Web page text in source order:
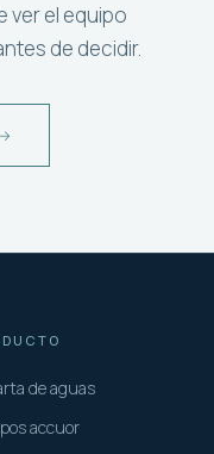
ver el equipo
de decidir.
de aguas
accuor